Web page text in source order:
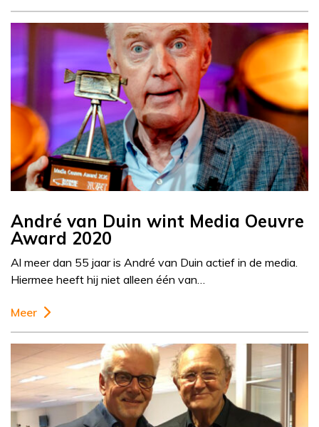
André van Duin wint Media Oeuvre
Award 2020
Al meer dan 55 jaar is André van Duin actief in de media.
Hiermee heeft hij niet alleen één van…
Meer